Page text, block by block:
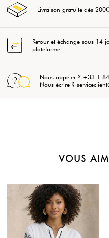
Livraison gratuite dès
Retour et échange sous 14
plateforme
Nous appeler ? +33 1
Nous écrire ?
VOUS